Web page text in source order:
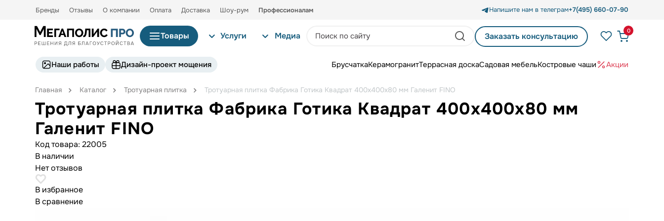
Бренды Отзывы О компании Оплата Доставка Шоу-рум Профессионалам Напишите нам в телеграм+7(495) 660-07-90
Товары Услуги Медиа Заказать консультацию
0
Наши работы Дизайн-проект мощения БрусчаткаКерамогранитТеррасная доскаСадовая мебельКостровые чаши Акции
Главная Каталог Тротуарная плитка Тротуарная плитка Фабрика Готика Квадрат 400х400х80 мм Галенит FINO
Тротуарная плитка Фабрика Готика Квадрат 400х400х80 мм
Галенит FINO
Код товара: 22005
В наличии
Нет отзывов
В избранное
В сравнение